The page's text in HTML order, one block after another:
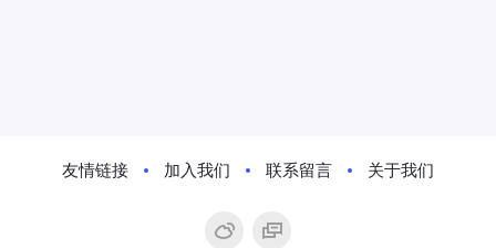
友情链接 加入我们 联系留言 关于我们